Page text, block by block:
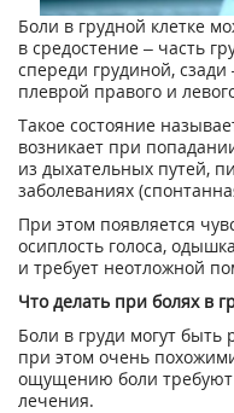
Боли в грудной клетке
в средостение – часть
спереди грудиной,
плеврой правого и
Такое состояние
возникает при
из дыхательных путей,
заболеваниях
При этом появляется
осиплость голоса,
и требует неотложной
Что делать при болях в
Боли в груди могут
при этом очень
ощущению боли
лечения.